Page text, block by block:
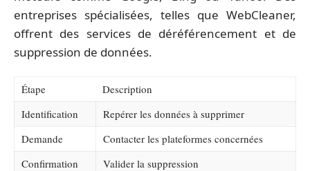
entreprises spécialisées, telles que WebCleaner,
offrent des services de déréférencement et de
suppression de données.
Étape
Description
Identification
Repérer les données à supprimer
Demande
Contacter les plateformes concernées
Confirmation
Valider la suppression